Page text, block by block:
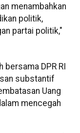
menambahkan
politik,
partai politik,"
bersama DPR RI
substantif
Uang
mencegah